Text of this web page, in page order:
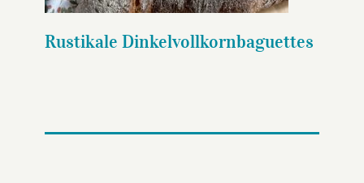
Rustikale Dinkelvollkornbaguettes